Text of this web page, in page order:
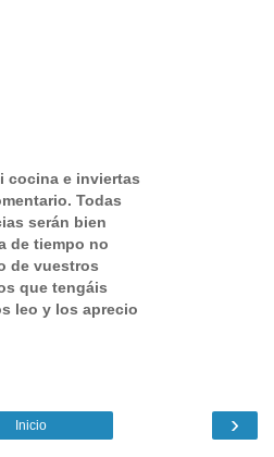
cocina e inviertas
Todas
serán bien
de tiempo no
de vuestros
que tengáis
leo y los aprecio
›
Inicio